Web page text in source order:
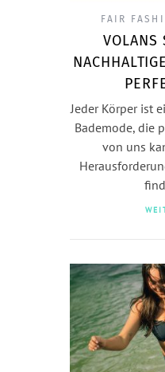
FAIR
VOLANS
Jeder Körper ist
Bademode, die
von uns